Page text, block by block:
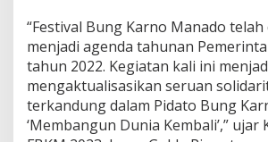
m
a
F
B
K
M
2
“Festival Bung Karno Manado
menjadi agenda tahunan
tahun 2022. Kegiatan kali ini
mengaktualisasikan seruan
terkandung dalam Pidato Bung
‘Membangun Dunia Kembali’,” ujar